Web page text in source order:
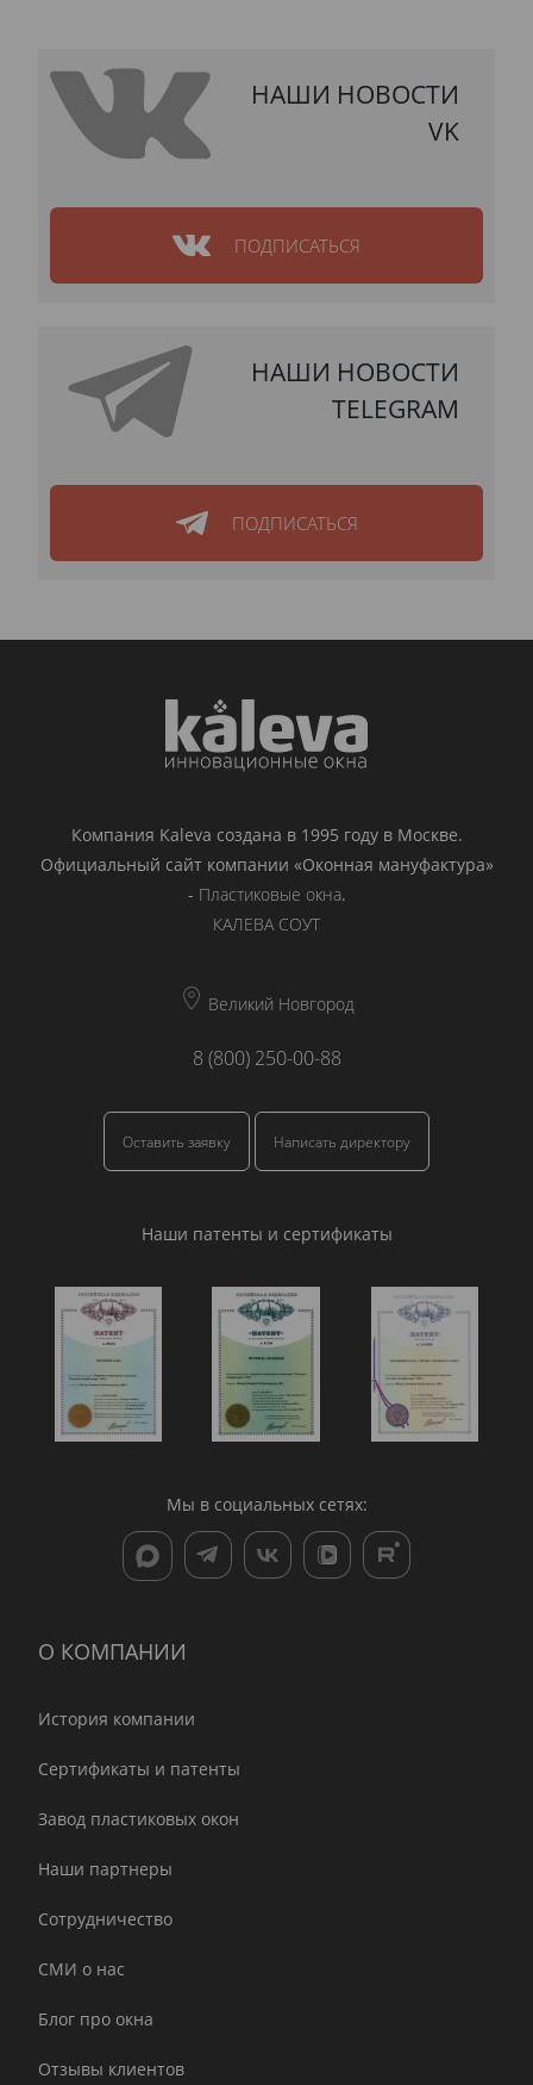
НАШИ НОВОСТИ
VK
ПОДПИСАТЬСЯ
НАШИ НОВОСТИ
TELEGRAM
ПОДПИСАТЬСЯ
Компания Kaleva создана в 1995 году в Москве.
Официальный сайт компании «Оконная мануфактура»
- Пластиковые окна.
КАЛЕВА СОУТ
Великий Новгород
8 (800) 250-00-88
Оставить заявку Написать директору
Наши патенты и сертификаты
Мы в социальных сетях:
О КОМПАНИИ
История компании
Сертификаты и патенты
Завод пластиковых окон
Наши партнеры
Сотрудничество
СМИ о нас
Блог про окна
Отзывы клиентов